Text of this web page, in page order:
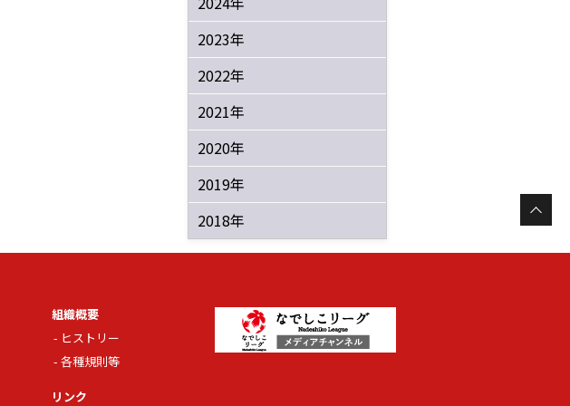
2023年
2022年
2021年
2020年
2019年
2018年
組織概要
ヒストリー
各種規則等
リンク